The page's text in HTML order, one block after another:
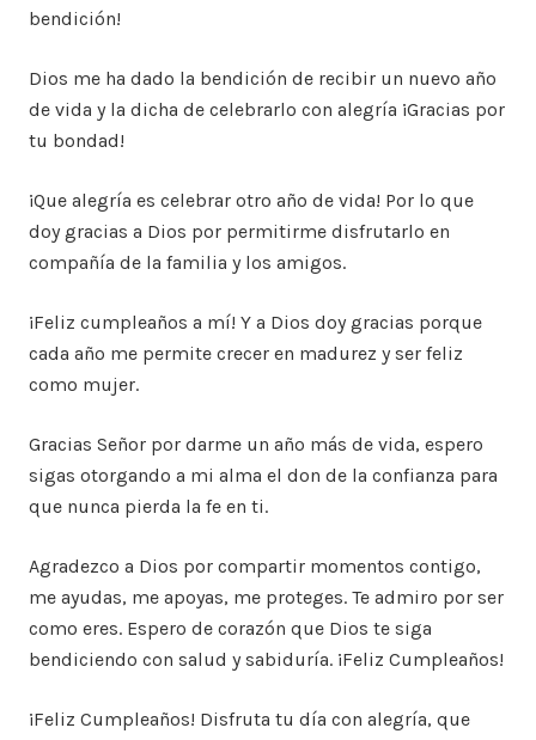
bendición!
Dios me ha dado la bendición de recibir un nuevo año
de vida y la dicha de celebrarlo con alegría ¡Gracias por
tu bondad!
¡Que alegría es celebrar otro año de vida! Por lo que
doy gracias a Dios por permitirme disfrutarlo en
compañía de la familia y los amigos.
¡Feliz cumpleaños a mí! Y a Dios doy gracias porque
cada año me permite crecer en madurez y ser feliz
como mujer.
Gracias Señor por darme un año más de vida, espero
sigas otorgando a mi alma el don de la confianza para
que nunca pierda la fe en ti.
Agradezco a Dios por compartir momentos contigo,
me ayudas, me apoyas, me proteges. Te admiro por ser
como eres. Espero de corazón que Dios te siga
bendiciendo con salud y sabiduría. ¡Feliz Cumpleaños!
¡Feliz Cumpleaños! Disfruta tu día con alegría, que